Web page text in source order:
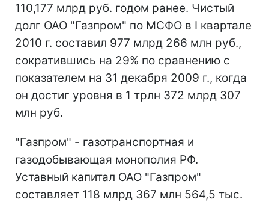
110,177 млрд руб. годом ранее. Чистый
долг ОАО "Газпром" по МСФО в I квартале
2010 г. составил 977 млрд 266 млн руб.,
сократившись на 29% по сравнению с
показателем на 31 декабря 2009 г., когда
он достиг уровня в 1 трлн 372 млрд 307
млн руб.
"Газпром" - газотранспортная и
газодобывающая монополия РФ.
Уставный капитал ОАО "Газпром"
составляет 118 млрд 367 млн 564,5 тыс.